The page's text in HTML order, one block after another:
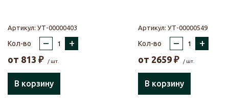
Артикул: УТ-00000403
Кол-во – +
от 813 ₽ / шт.
В корзину
Артикул: УТ-00000549
Кол-во – +
от 2659 ₽ / шт.
В корзину